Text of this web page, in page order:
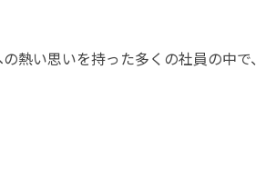
熱い思いを持った多くの社員の中で、